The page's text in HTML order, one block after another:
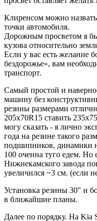
Клиренсом можно
точки автомобиля.
Дорожным просветом я
кузова относительно
Если у вас есть желание
бездорожье», вам
транспорт.
Самый простой и
машину без
резины размерами
205х70R15 ставить
могу сказать - я лично
года на резине такого
подшипников, динамики
100 оченна туго едем. Но
Нижнекамского завода
увеличился ~3 см. (если
Установка резины 30" и
в ближайшие планы.
Далее по порядку. На Kia